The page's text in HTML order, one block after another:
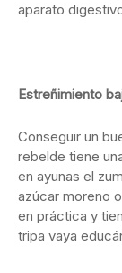
aparato
Estreñimiento
Conseguir un
rebelde tiene
en ayunas el
azúcar moreno
en práctica y
tripa vaya